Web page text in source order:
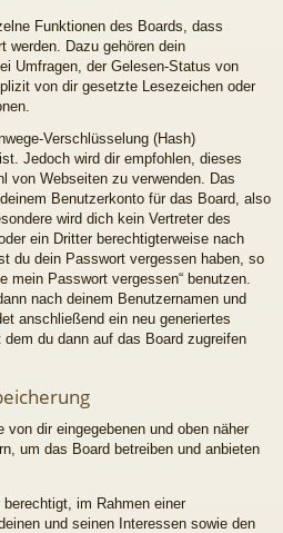
Funktionen des Boards, dass
werden. Dazu gehören dein
Umfragen, der Gelesen-Status von
von dir gesetzte Lesezeichen oder
Verschlüsselung (Hash)
Jedoch wird dir empfohlen, dieses
von Webseiten zu verwenden. Das
Benutzerkonto für das Board, also
wird dich kein Vertreter des
ein Dritter berechtigterweise nach
du dein Passwort vergessen haben, so
mein Passwort vergessen“ benutzen.
nach deinem Benutzernamen und
anschließend ein neu generiertes
du dann auf das Board zugreifen
dir eingegebenen und oben näher
um das Board betreiben und anbieten
im Rahmen einer
und seinen Interessen sowie den